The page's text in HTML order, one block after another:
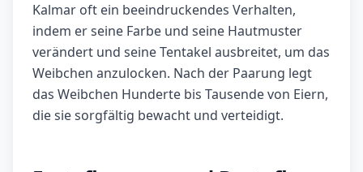
Kalmar oft ein beeindruckendes Verhalten,
indem er seine Farbe und seine Hautmuster
verändert und seine Tentakel ausbreitet, um das
Weibchen anzulocken. Nach der Paarung legt
das Weibchen Hunderte bis Tausende von Eiern,
die sie sorgfältig bewacht und verteidigt.